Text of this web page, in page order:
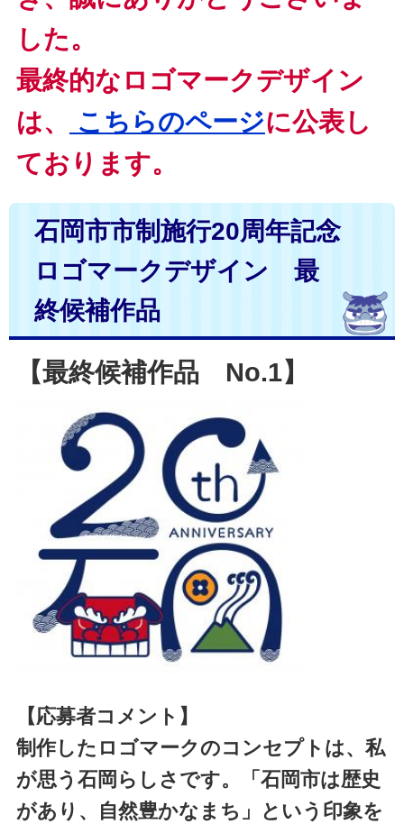
した。
最終的なロゴマークデザイン
は、
こちらのページに公表し
ております。
石岡市市制施行20周年記念
ロゴマークデザイン 最
終候補作品
【最終候補作品 No.1】
【応募者コメント】
制作したロゴマークのコンセプトは、私
が思う石岡らしさです。「石岡市は歴史
があり、自然豊かなまち」という印象を